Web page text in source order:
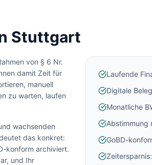
Stuttgart
von § 6 Nr.
damit Zeit für
manuell
zu warten, laufen
wachsenden
das konkret:
konform archiviert.
und Ihr
Laufende
Digitale
Monatliche
Abstimmung
GoBD-